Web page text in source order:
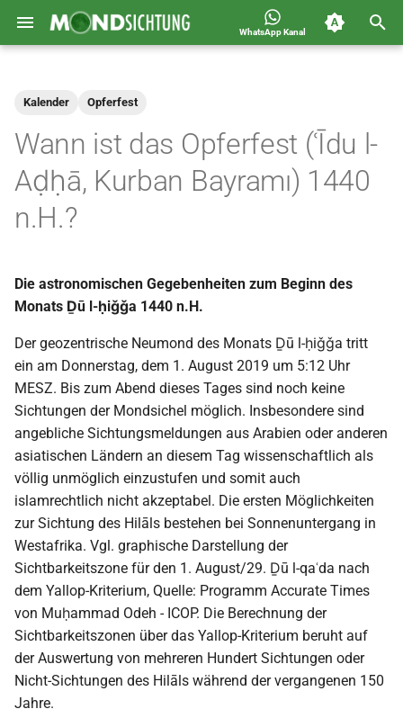
WhatsApp Kanal
h
e
w
r
i
n
i
i
l
i
s
i
e
r
Deutschland 1400-1449 n.H.
2024
2023
2021
2020
2019
2018
2017
2016
2015
2014
2013
2012
Carousel
Islam
Sichtungen
Spot
Video
Kalender Opferfest
Wann ist das Opferfest (ʿĪdu l-
Aḍḥā, Kurban Bayramı) 1440
n.H.?
Die astronomischen Gegebenheiten zum Beginn des
Monats Ḏū l-ḥiǧǧa 1440 n.H.
Der geozentrische Neumond des Monats Ḏū l-ḥiǧǧa tritt
ein am Donnerstag, dem 1. August 2019 um 5:12 Uhr
MESZ. Bis zum Abend dieses Tages sind noch keine
Sichtungen der Mondsichel möglich. Insbesondere sind
angebliche Sichtungsmeldungen aus Arabien oder anderen
asiatischen Ländern an diesem Tag wissenschaftlich als
völlig unmöglich einzustufen und somit auch
islamrechtlich nicht akzeptabel. Die ersten Möglichkeiten
zur Sichtung des Hilāls bestehen bei Sonnenuntergang in
Westafrika. Vgl. graphische Darstellung der
Sichtbarkeitszone für den 1. August/29. Ḏū l-qaʿda nach
dem Yallop-Kriterium, Quelle: Programm Accurate Times
von Muḥammad Odeh - ICOP. Die Berechnung der
Sichtbarkeitszonen über das Yallop-Kriterium beruht auf
der Auswertung von mehreren Hundert Sichtungen oder
Nicht-Sichtungen des Hilāls während der vergangenen 150
Jahre.